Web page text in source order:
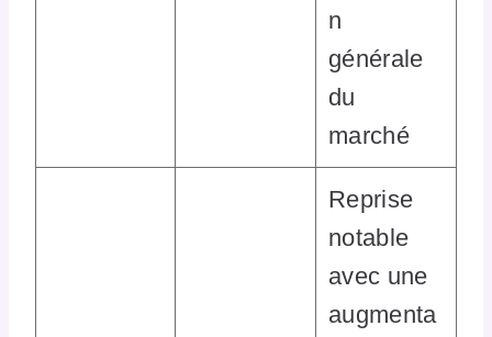
n
générale
du
marché
Reprise
notable
avec une
augmenta